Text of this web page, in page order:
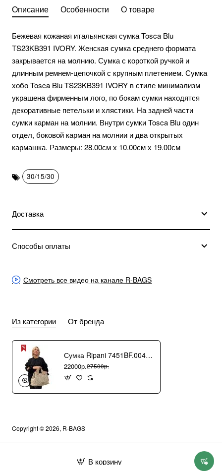
В корзину
Описание Особенности О товаре
Бежевая кожаная итальянская сумка Tosca Blu
TS23KB391 IVORY. Женская сумка среднего формата
закрывается на молнию. Сумка с короткой ручкой и
длинным ремнем-цепочкой с крупным плетением. Сумка
хобо Tosca Blu TS23KB391 IVORY в стиле минимализм
украшена фирменным лого, по бокам сумки находятся
декоративные петельки и хлястики. На задней части
сумки карман на молнии. Внутри сумки Tosca Blu один
отдел, боковой карман на молнии и два открытых
кармашка. Размеры: 28.00см х 10.00см х 19.00см
30/15/30
Доставка
Способы оплаты
Смотреть все видео на канале R-BAGS
Из категории От бренда
Сумка Ripani 7451BF.00406 Ecru/Sabbia
22000р.27500р.
Copyright © 2026, R-BAGS